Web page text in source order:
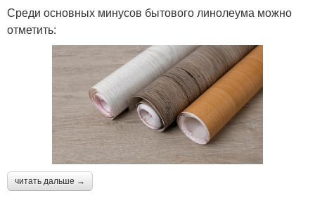
Среди основных минусов бытового линолеума можно
отметить:
читать дальше →